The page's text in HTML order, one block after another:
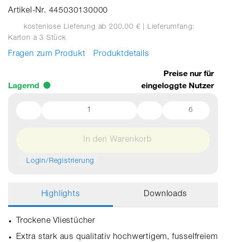
Artikel-Nr. 445030130000
kostenlose Lieferung ab 200,00 € | Lieferumfang:
Karton à 3 Stück
Fragen zum Produkt Produktdetails
Lagernd
Preise nur für
eingeloggte Nutzer
6
In den Warenkorb
Login/Registrierung
Highlights Downloads
Trockene Vliestücher
Extra stark aus qualitativ hochwertigem, fusselfreiem